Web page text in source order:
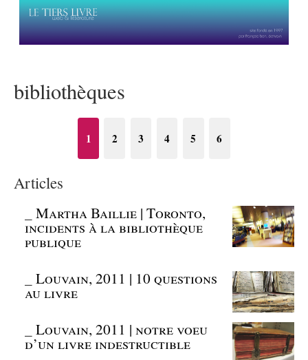
bibliothèques
1 2 3 4 5 6
Articles
_Martha Baillie | Toronto,
incidents à la bibliothèque
publique
_Louvain, 2011 | 10 questions
au livre
_Louvain, 2011 | notre voeu
d’un livre indestructible